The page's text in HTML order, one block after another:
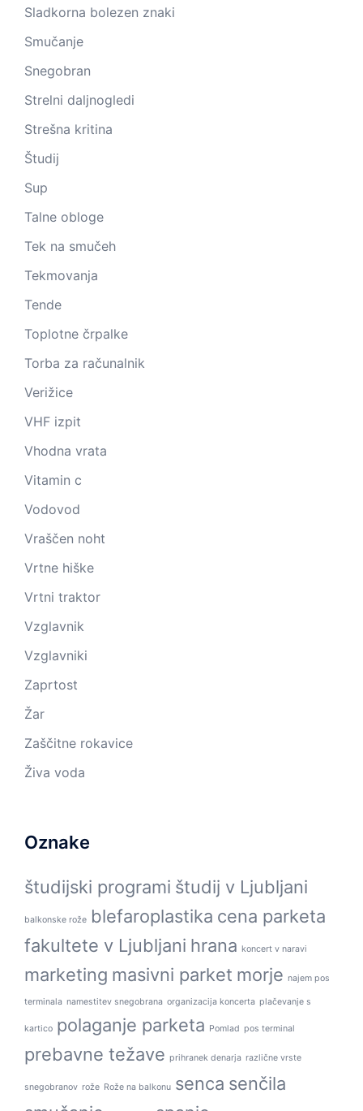
Sladkorna bolezen znaki
Smučanje
Snegobran
Strelni daljnogledi
Strešna kritina
Študij
Sup
Talne obloge
Tek na smučeh
Tekmovanja
Tende
Toplotne črpalke
Torba za računalnik
Verižice
VHF izpit
Vhodna vrata
Vitamin c
Vodovod
Vraščen noht
Vrtne hiške
Vrtni traktor
Vzglavnik
Vzglavniki
Zaprtost
Žar
Zaščitne rokavice
Živa voda
Oznake
študijski programi študij v Ljubljani
balkonske rože blefaroplastika cena parketa
fakultete v Ljubljani hrana koncert v naravi
marketing masivni parket morje najem pos
terminala namestitev snegobrana organizacija koncerta plačevanje s
kartico polaganje parketa Pomlad pos terminal
prebavne težave prihranek denarja različne vrste
snegobranov rože Rože na balkonu senca senčila